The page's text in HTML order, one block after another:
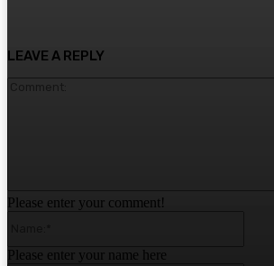
LEAVE A REPLY
Please enter your comment!
Please enter your name here